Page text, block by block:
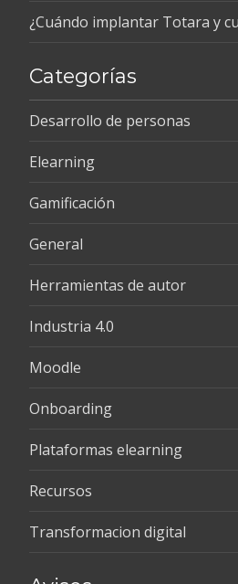
¿Cuándo implantar Totara y
Categorías
Desarrollo de personas
Elearning
Gamificación
General
Herramientas de autor
Industria 4.0
Moodle
Onboarding
Plataformas elearning
Recursos
Transformacion digital